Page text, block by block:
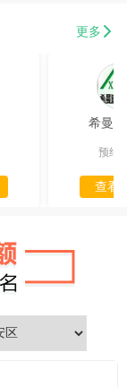
更多
希曼
预约
查看